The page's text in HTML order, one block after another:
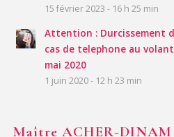
15 février 2023 - 16 h 25 min
Attention : Durcissement
cas de telephone au
mai 2020
1 juin 2020 - 12 h 23 min
Maître ACHER-DINAM